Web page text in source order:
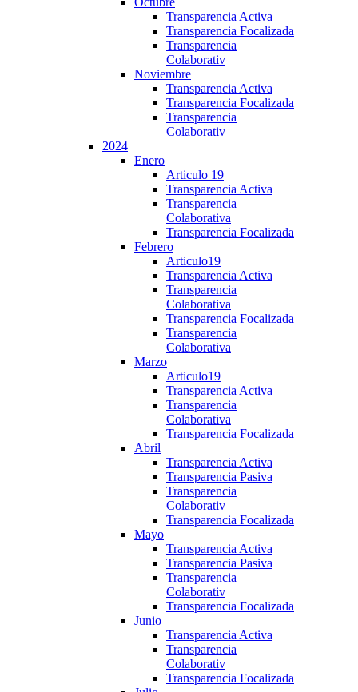
Transparencia Activa
Transparencia Focalizada
Transparencia
Colaborativ
Noviembre
Transparencia Activa
Transparencia Focalizada
Transparencia
Colaborativ
2024
Enero
Articulo 19
Transparencia Activa
Transparencia
Colaborativa
Transparencia Focalizada
Febrero
Articulo19
Transparencia Activa
Transparencia
Colaborativa
Transparencia Focalizada
Transparencia
Colaborativa
Marzo
Articulo19
Transparencia Activa
Transparencia
Colaborativa
Transparencia Focalizada
Abril
Transparencia Activa
Transparencia Pasiva
Transparencia
Colaborativ
Transparencia Focalizada
Mayo
Transparencia Activa
Transparencia Pasiva
Transparencia
Colaborativ
Transparencia Focalizada
Junio
Transparencia Activa
Transparencia
Colaborativ
Transparencia Focalizada